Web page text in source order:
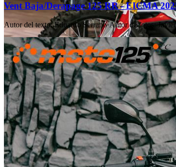
Vent Baja/Derapage 125 RR - EICMA
Autor del texto: Eduardo Serrano·Autor de fotos: